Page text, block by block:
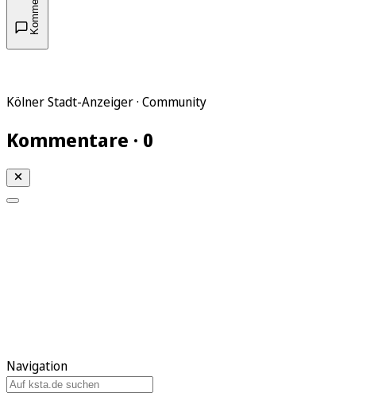
Kölner Stadt-Anzeiger · Community
Kommentare · 0
Navigation